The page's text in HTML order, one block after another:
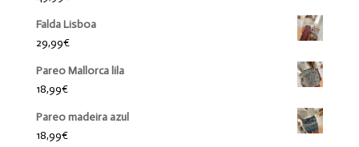
Falda Lisboa
29,99€
Pareo Mallorca lila
18,99€
Pareo madeira azul
18,99€